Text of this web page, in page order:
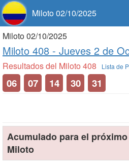
Miloto 02/10/2025
Miloto 02/10/2025
Miloto 408 - Jueves 2 de
Resultados del Miloto 408 Lista de
06 07 14 30 31
Acumulado para el
Miloto